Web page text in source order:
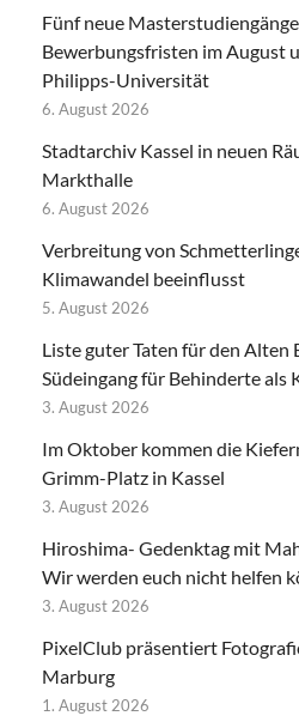
Fünf neue
Bewerbungsfristen im August
Philipps-Universität
6. August 2026
Stadtarchiv Kassel in neuen
Markthalle
6. August 2026
Verbreitung von
Klimawandel beeinflusst
5. August 2026
Liste guter Taten für den Alten
Südeingang für Behinderte als
3. August 2026
Im Oktober kommen die
Grimm-Platz in Kassel
3. August 2026
Hiroshima- Gedenktag mit
Wir werden euch nicht helfen
3. August 2026
PixelClub präsentiert
Marburg
1. August 2026